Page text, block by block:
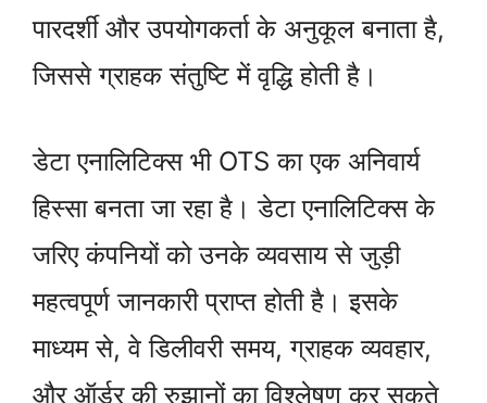
पारदर्शी और उपयोगकर्ता के अनुकूल बनाता है,
जिससे ग्राहक संतुष्टि में वृद्धि होती है।
डेटा एनालिटिक्स भी OTS का एक अनिवार्य
हिस्सा बनता जा रहा है। डेटा एनालिटिक्स के
जरिए कंपनियों को उनके व्यवसाय से जुड़ी
महत्वपूर्ण जानकारी प्राप्त होती है। इसके
माध्यम से, वे डिलीवरी समय, ग्राहक व्यवहार,
और ऑर्डर की रुझानों का विश्लेषण कर सकते